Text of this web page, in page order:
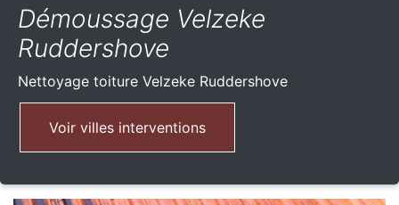
Démoussage Velzeke
Ruddershove
Nettoyage toiture Velzeke Ruddershove
Voir villes interventions